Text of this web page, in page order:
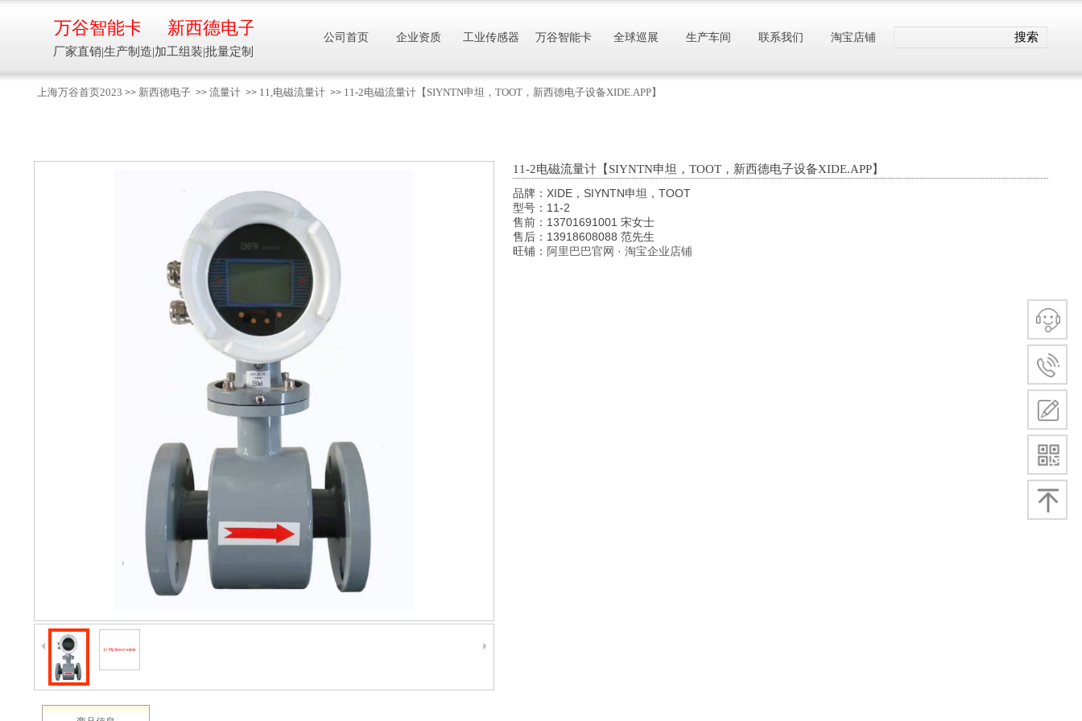
上海万谷首页2023 >> 新西德电子 >> 流量计 >> 11,电磁流量计 >> 11-2电磁流量计【SIYNTN申坦，TOOT，新西德电子设备XIDE.APP】
11-2电磁流量计【SIYNTN申坦，TOOT，新西德电子设备XIDE.APP】
品牌：XIDE，SIYNTN申坦，TOOT
型号：11-2
售前：13701691001 宋女士
售后：13918608088 范先生
旺铺： 阿里巴巴官网 · 淘宝企业店铺
产品详情介绍
新西德电子
厂家直销|生产制造|加工组装|批量定制
生产制造加工组装智能卡流量压力温度液
位设备
13918608088/137016
2003 - 2022 / 19年
www.61588.com
万谷智能卡 公司首页 企业资质 工业传感器 万谷智能卡 全球巡展 生产车间 联系我们 淘宝店铺 搜索